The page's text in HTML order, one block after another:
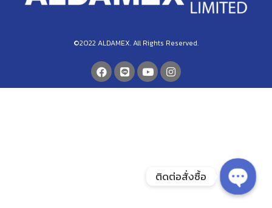
©2022 ALDAMEX. All Rights Reserved.
ติดต่อสั่งซื้อ
Open